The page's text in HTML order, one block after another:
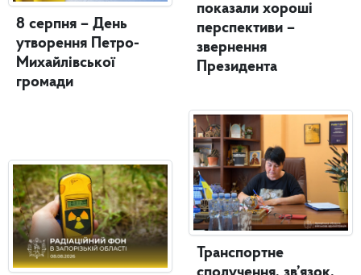
8 серпня – День
утворення Петро-
Михайлівської
громади
показали хороші
перспективи –
звернення
Президента
Транспортне